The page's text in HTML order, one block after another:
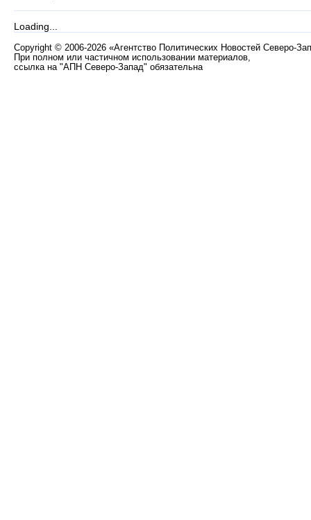
Loading...
Copyright © 2006-2026 «Агентство Политических Новостей Северо-
При полном или частичном использовании материалов,
ссылка на "АПН Северо-Запад" обязательна